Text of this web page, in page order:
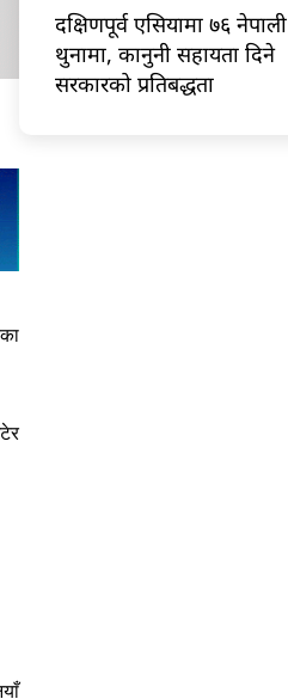
दक्षिणपूर्व एसियामा ७६ नेपाली
थुनामा, कानुनी सहायता दिने
सरकारको प्रतिबद्धता